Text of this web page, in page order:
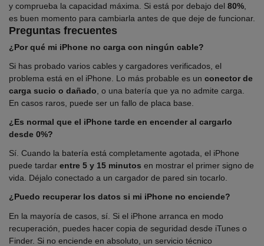
y comprueba la capacidad máxima. Si está por debajo del 80%
es buen momento para cambiarla antes de que deje de funcionar.
Preguntas frecuentes
¿Por qué mi iPhone no carga con ningún cable?
Si has probado varios cables y cargadores verificados, el
problema está en el iPhone. Lo más probable es un conector de
carga sucio o dañado , o una batería que ya no admite carga.
En casos raros, puede ser un fallo de placa base.
¿Es normal que el iPhone tarde en encender al cargarlo
desde 0%?
Sí. Cuando la batería está completamente agotada, el iPhone
puede tardar entre 5 y 15 minutos en mostrar el primer signo de
vida. Déjalo conectado a un cargador de pared sin tocarlo.
¿Puedo recuperar los datos si mi iPhone no enciende?
En la mayoría de casos, sí. Si el iPhone arranca en modo
recuperación, puedes hacer copia de seguridad desde iTunes o
Finder. Si no enciende en absoluto, un servicio técnico